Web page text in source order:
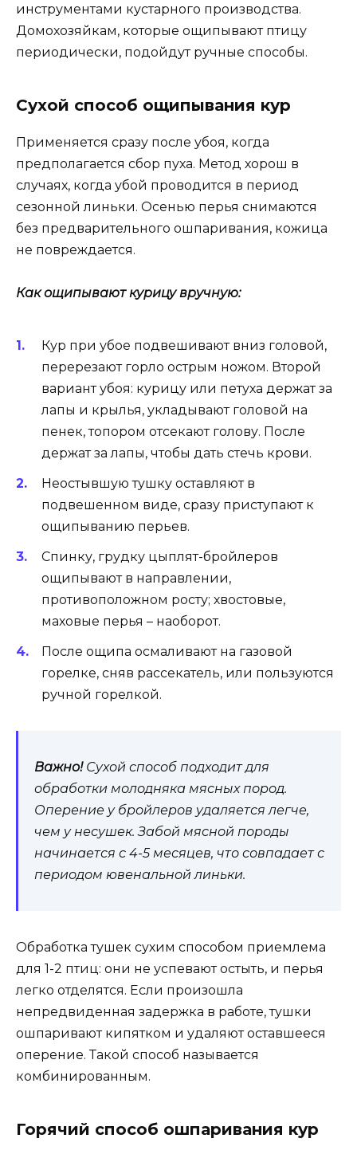
инструментами кустарного производства.
Домохозяйкам, которые ощипывают птицу
периодически, подойдут ручные способы.
Сухой способ ощипывания кур
Применяется сразу после убоя, когда
предполагается сбор пуха. Метод хорош в
случаях, когда убой проводится в период
сезонной линьки. Осенью перья снимаются
без предварительного ошпаривания, кожица
не повреждается.
Как ощипывают курицу вручную:
Кур при убое подвешивают вниз головой,
перерезают горло острым ножом. Второй
вариант убоя: курицу или петуха держат за
лапы и крылья, укладывают головой на
пенек, топором отсекают голову. После
держат за лапы, чтобы дать стечь крови.
Неостывшую тушку оставляют в
подвешенном виде, сразу приступают к
ощипыванию перьев.
Спинку, грудку цыплят-бройлеров
ощипывают в направлении,
противоположном росту; хвостовые,
маховые перья – наоборот.
После ощипа осмаливают на газовой
горелке, сняв рассекатель, или пользуются
ручной горелкой.
Важно! Сухой способ подходит для
обработки молодняка мясных пород.
Оперение у бройлеров удаляется легче,
чем у несушек. Забой мясной породы
начинается с 4-5 месяцев, что совпадает с
периодом ювенальной линьки.
Обработка тушек сухим способом приемлема
для 1-2 птиц: они не успевают остыть, и перья
легко отделятся. Если произошла
непредвиденная задержка в работе, тушки
ошпаривают кипятком и удаляют оставшееся
оперение. Такой способ называется
комбинированным.
Горячий способ ошпаривания кур